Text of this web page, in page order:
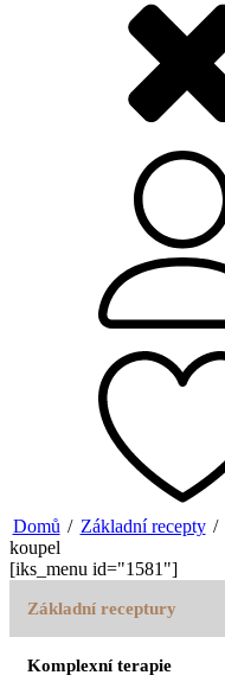
Domů / Základní recepty /
koupel
[iks_menu id="1581"]
Základní receptury
Komplexní terapie